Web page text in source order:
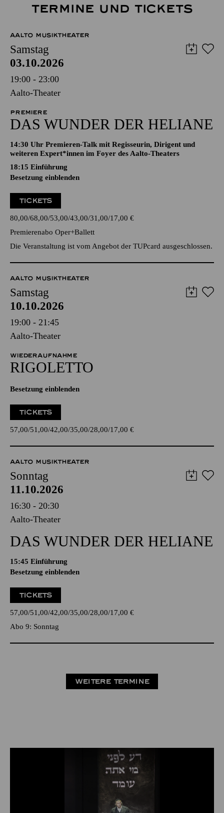
TERMINE UND TICKETS
AALTO MUSIKTHEATER
Samstag
03.10.2026
19:00 - 23:00
Aalto-Theater
PREMIERE
DAS WUNDER DER HELIANE
14:30 Uhr Premieren-Talk mit Regisseurin, Dirigent und
weiteren Expert*innen im Foyer des Aalto-Theaters
18:15 Einführung
Besetzung einblenden
TICKETS
80,00 68,00 53,00 43,00 31,00 17,00 €
Premierenabo Oper+Ballett
Die Veranstaltung ist vom Angebot der TUPcard ausgeschlossen.
AALTO MUSIKTHEATER
Samstag
10.10.2026
19:00 - 21:45
Aalto-Theater
WIEDERAUFNAHME
RIGO­LETTO
Besetzung einblenden
TICKETS
57,00 51,00 42,00 35,00 28,00 17,00 €
AALTO MUSIKTHEATER
Sonntag
11.10.2026
16:30 - 20:30
Aalto-Theater
DAS WUNDER DER HELIANE
15:45 Einführung
Besetzung einblenden
TICKETS
57,00 51,00 42,00 35,00 28,00 17,00 €
Abo 9: Sonntag
WEITERE TERMINE